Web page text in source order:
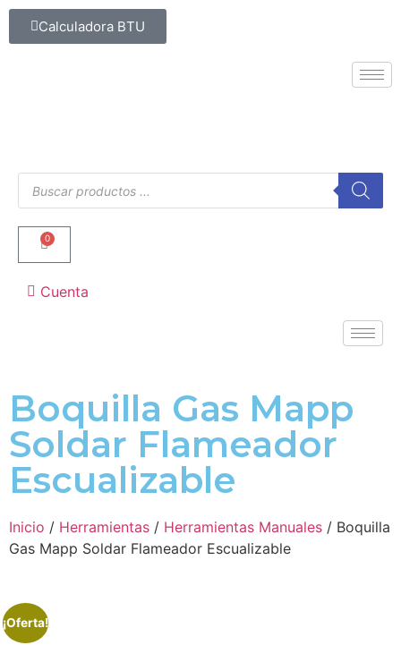
Calculadora BTU
0
Cuenta
Boquilla Gas Mapp
Soldar Flameador
Escualizable
Inicio / Herramientas / Herramientas Manuales / Boquilla
Gas Mapp Soldar Flameador Escualizable
¡Oferta!